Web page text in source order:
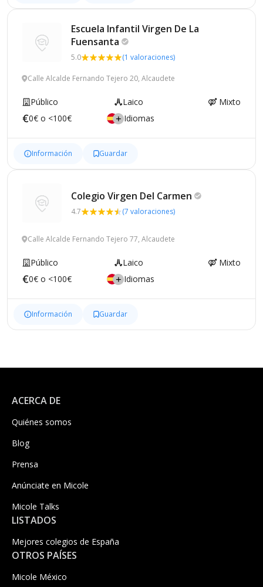
Escuela Infantil Virgen De La
Fuensanta
5.0 (1 valoraciones)
Calle Alcalde Fernando Tejero 20, Alcaudete
Público Laico
Mixto
0€ o <100€
Idiomas
Información Guardar
Colegio Virgen Del Carmen
4.7 (7 valoraciones)
Calle Alcalde Fernando Tejero 77, Alcaudete
Público Laico
Mixto
0€ o <100€
Idiomas
Información Guardar
ACERCA DE
Quiénes somos
Blog
Prensa
Anúnciate en Micole
Micole Talks
LISTADOS
Mejores colegios de España
OTROS PAÍSES
Micole México